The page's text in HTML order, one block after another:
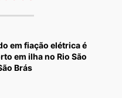
em fiação elétrica é
em ilha no Rio São
Brás